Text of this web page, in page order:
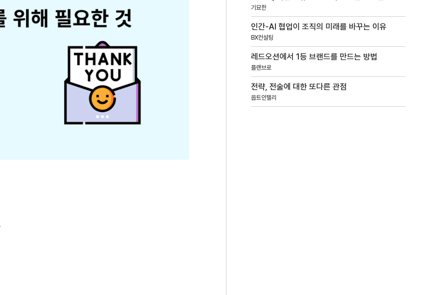
기묘한
인간-AI 협업이 조직의 미래를 바꾸는 이유
BX컨설팅
레드오션에서 1등 브랜드를 만드는 방법
플랜브로
전략, 전술에 대한 또다른 관점
옵트인텔리